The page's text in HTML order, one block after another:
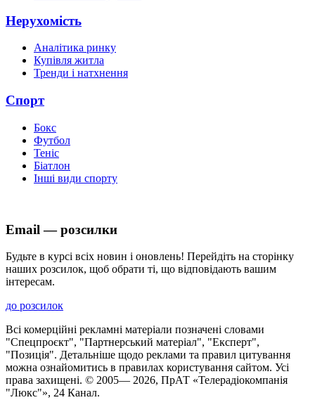
Нерухомість
Аналітика ринку
Купівля житла
Тренди і натхнення
Спорт
Бокс
Футбол
Теніс
Біатлон
Інші види спорту
Email — розсилки
Будьте в курсі всіх новин і оновлень! Перейдіть на сторінку
наших розсилок, щоб обрати ті, що відповідають вашим
інтересам.
до розсилок
Всі комерційні рекламні матеріали позначені словами
"Спецпроєкт", "Партнерський матеріал", "Експерт",
"Позиція". Детальніше щодо реклами та правил цитування
можна ознайомитись в правилах користування сайтом. Усі
права захищені. © 2005— 2026, ПрАТ «Телерадіокомпанія
"Люкс"», 24 Канал.